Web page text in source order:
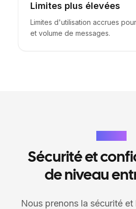
Limites plus élevées
Limites d'utilisation accrues
et volume de messages.
Sécurité et
de niveau
Nous prenons la sécurité